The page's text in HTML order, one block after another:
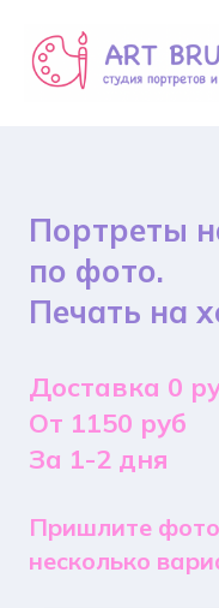
Портреты
по фото.
Печать на
Доставка 0
От 1150 руб
За 1-2 дня
Пришлите
несколько